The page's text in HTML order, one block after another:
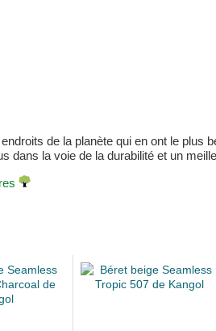
de la planète qui en ont le plus
dans la voie de la durabilité et un